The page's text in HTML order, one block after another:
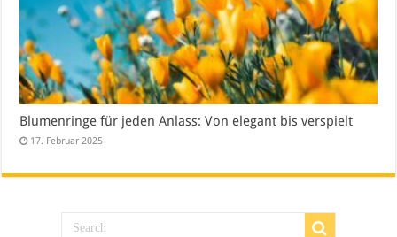
Blumenringe für jeden Anlass: Von elegant bis verspielt
17. Februar 2025